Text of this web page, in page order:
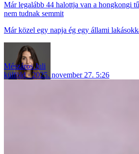
Már legalább 44 halottja van a hongkongi
nem tudnak semmit
Már közel egy napja ég egy állami
Mészáros Juli
külföld
2025. november 27. 5:26